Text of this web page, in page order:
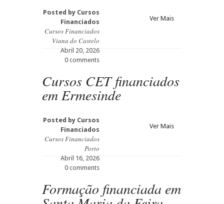
Posted by Cursos
Financiados
Cursos Financiados
Viana do Castelo
Abril 20, 2026
0 comments
Ver Mais
Cursos CET financiados
em Ermesinde
Posted by Cursos
Financiados
Cursos Financiados
Porto
Abril 16, 2026
0 comments
Ver Mais
Formação financiada em